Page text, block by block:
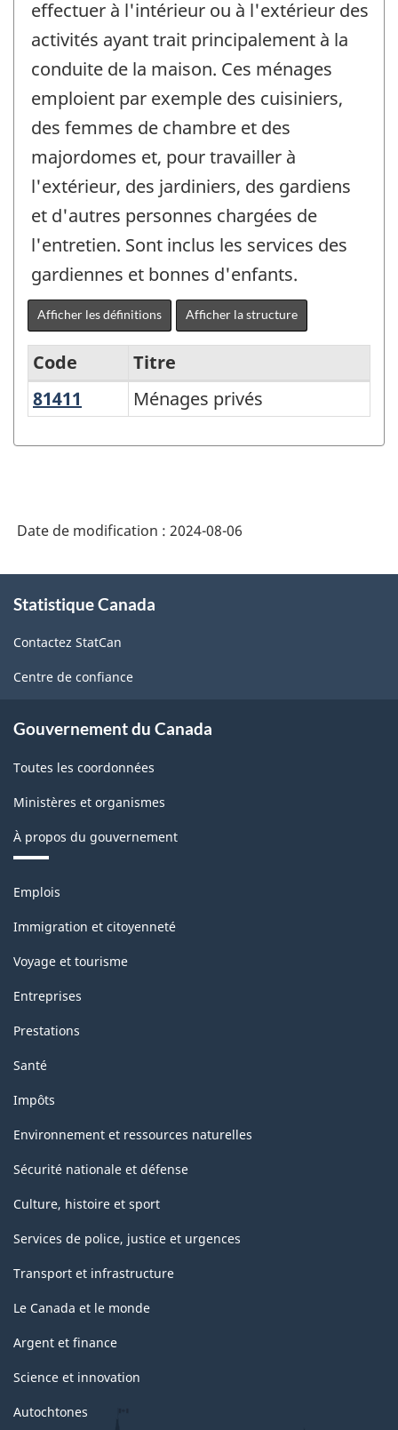
effectuer à l'intérieur ou à l'extérieur des
activités ayant trait principalement à la
conduite de la maison. Ces ménages
emploient par exemple des cuisiniers,
des femmes de chambre et des
majordomes et, pour travailler à
l'extérieur, des jardiniers, des gardiens
et d'autres personnes chargées de
l'entretien. Sont inclus les services des
gardiennes et bonnes d'enfants.
Afficher les définitions Afficher la structure
Variante
classification
industries
de
l'Amérique
du
(SCIAN)
1.0
pour
production
industrielle
(selon
les
recommandations
concernant
les
statistiques
industrielles
de
Structure
de
la
classification
Code
Titre
81411
Ménages privés
Ménages privés
Date de modification : 2024-08-06
propos
ce
site
Statistique Canada
Contactez StatCan
Centre de confiance
Gouvernement du Canada
Toutes les coordonnées
Ministères et organismes
À propos du gouvernement
Thèmes
sujets
Emplois
Immigration et citoyenneté
Voyage et tourisme
Entreprises
Prestations
Santé
Impôts
Environnement et ressources naturelles
Sécurité nationale et défense
Culture, histoire et sport
Services de police, justice et urgences
Transport et infrastructure
Le Canada et le monde
Argent et finance
Science et innovation
Autochtones